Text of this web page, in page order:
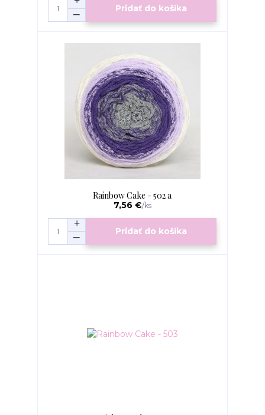
Pridať do košíka
Rainbow Cake - 502 a
7,56 €/ks
Pridať do košíka